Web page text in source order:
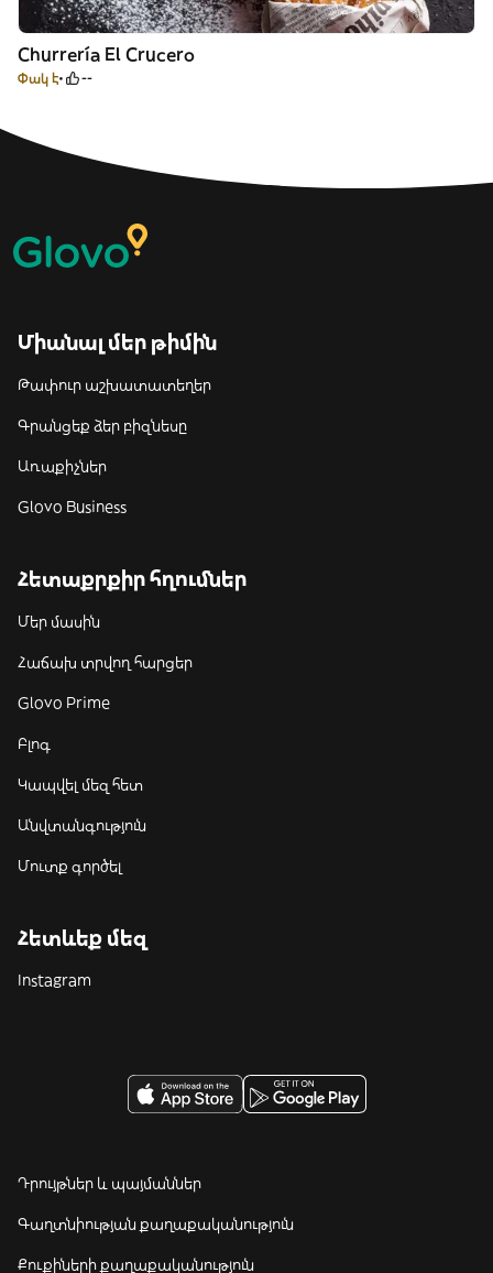
Churrería El Crucero
Փակ է --
Միանալ մեր թիմին
Թափուր աշխատատեղեր
Գրանցեք ձեր բիզնեսը
Առաքիչներ
Glovo Business
Հետաքրքիր հղումներ
Մեր մասին
Հաճախ տրվող հարցեր
Glovo Prime
Բլոգ
Կապվել մեզ հետ
Անվտանգություն
Մուտք գործել
Հետևեք մեզ
Instagram
Դրույթներ և պայմաններ
Գաղտնիության քաղաքականություն
Քուքիների քաղաքականություն